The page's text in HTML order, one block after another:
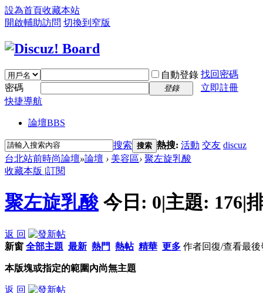
設為首頁收藏本站
開啟輔助訪問 切換到窄版
自動登錄 找回密碼
密碼
登錄
立即註冊
快捷導航
論壇BBS
搜索 搜索 熱搜: 活動 交友 discuz
台北站前時尚論壇»論壇 › 美容區› 聚左旋乳酸
收藏本版 |訂閱
聚左旋乳酸 今日: 0|主題: 176|
返 回
新窗 全部主題 最新 熱門 熱帖 精華 更多 作者回復/查看最後
本版塊或指定的範圍內尚無主題
返 回